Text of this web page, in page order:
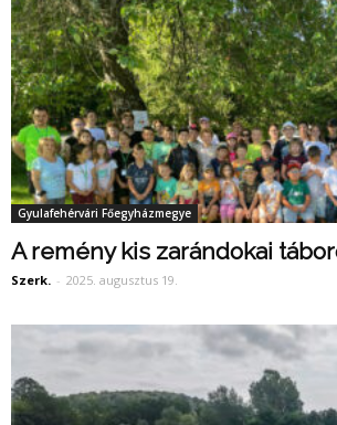
Gyulafehérvári Főegyházmegye
A remény kis zarándokai
Szerk. - 2025. augusztus 19.